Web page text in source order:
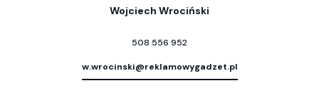
Wojciech Wrociński
508 556 952
w.wrocinski@reklamowygadzet.pl